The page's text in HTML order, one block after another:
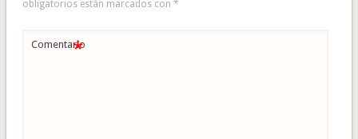
obligatorios están marcados con *
Comentario
*